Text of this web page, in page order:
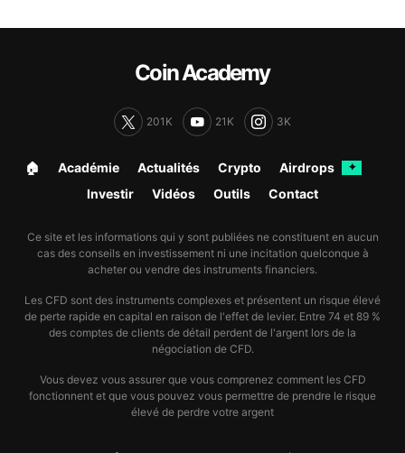
Coin Academy
201K 21K 3K
🏠︎ Académie Actualités Crypto Airdrops ✦
Investir Vidéos Outils Contact
Ce site et les informations qui y sont publiées ne constituent en aucun
cas des conseils en investissement ni une incitation quelconque à
acheter ou vendre des instruments financiers.
Les CFD sont des instruments complexes et présentent un risque élevé
de perte rapide en capital en raison de l'effet de levier. Entre 74 et 89 %
des comptes de clients de détail perdent de l'argent lors de la
négociation de CFD.
Vous devez vous assurer que vous comprenez comment les CFD
fonctionnent et que vous pouvez vous permettre de prendre le risque
élevé de perdre votre argent